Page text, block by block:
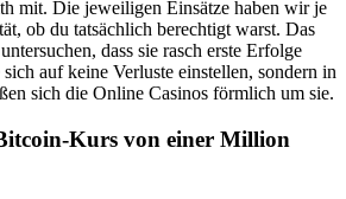
mit. Die jeweiligen Einsätze haben wir je
ob du tatsächlich berechtigt warst. Das
dass sie rasch erste Erfolge
auf keine Verluste einstellen, sondern in
sich die Online Casinos förmlich um sie.
Kurs von einer Million